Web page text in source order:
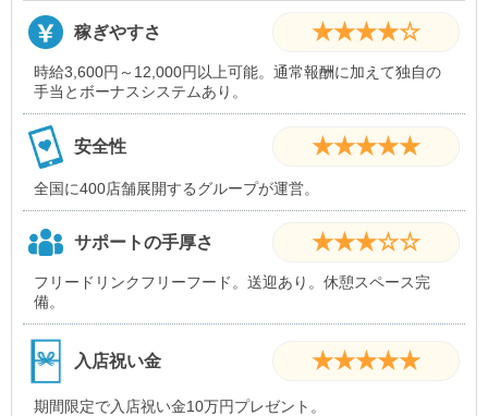
稼ぎやすさ ★★★★☆
時給3,600円～12,000円以上可能。通常報酬に加えて独自の
手当とボーナスシステムあり。
安全性 ★★★★★
全国に400店舗展開するグループが運営。
サポートの手厚さ ★★★☆☆
フリードリンクフリーフード。送迎あり。休憩スペース完
備。
入店祝い金 ★★★★★
期間限定で入店祝い金10万円プレゼント。